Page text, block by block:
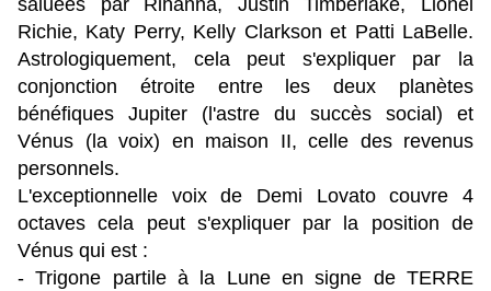
saluées par Rihanna, Justin Timberlake, Lionel
Richie, Katy Perry, Kelly Clarkson et Patti LaBelle.
Astrologiquement, cela peut s'expliquer par la
conjonction étroite entre les deux planètes
bénéfiques Jupiter (l'astre du succès social) et
Vénus (la voix) en maison II, celle des revenus
personnels.
L'exceptionnelle voix de Demi Lovato couvre 4
octaves cela peut s'expliquer par la position de
Vénus qui est :
- Trigone partile à la Lune en signe de TERRE